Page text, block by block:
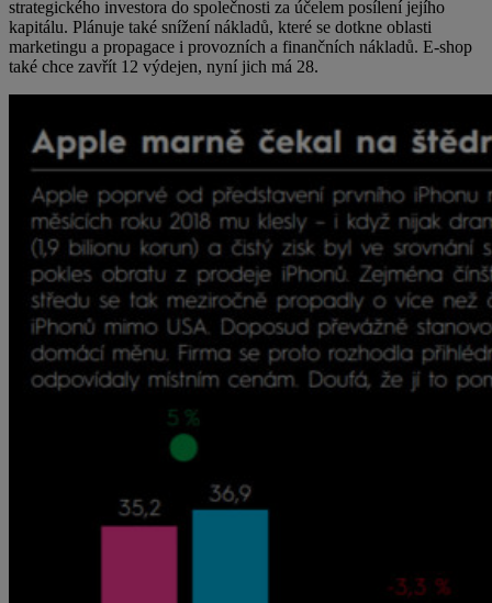
strategického investora do společnosti za účelem posílení jejího
kapitálu. Plánuje také snížení nákladů, které se dotkne oblasti
marketingu a propagace i provozních a finančních nákladů. E-shop
také chce zavřít 12 výdejen, nyní jich má 28.